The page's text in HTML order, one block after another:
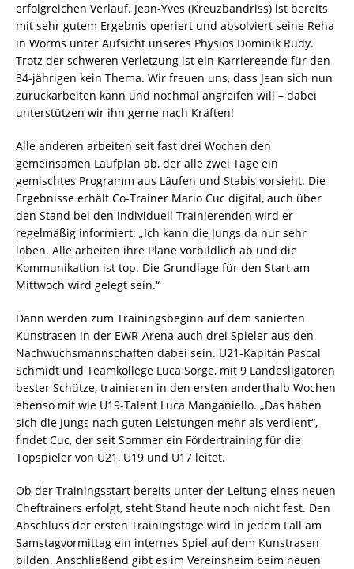
erfolgreichen Verlauf. Jean-Yves (Kreuzbandriss) ist bereits
mit sehr gutem Ergebnis operiert und absolviert seine Reha
in Worms unter Aufsicht unseres Physios Dominik Rudy.
Trotz der schweren Verletzung ist ein Karriereende für den
34-jährigen kein Thema. Wir freuen uns, dass Jean sich nun
zurückarbeiten kann und nochmal angreifen will – dabei
unterstützen wir ihn gerne nach Kräften!
Alle anderen arbeiten seit fast drei Wochen den
gemeinsamen Laufplan ab, der alle zwei Tage ein
gemischtes Programm aus Läufen und Stabis vorsieht. Die
Ergebnisse erhält Co-Trainer Mario Cuc digital, auch über
den Stand bei den individuell Trainierenden wird er
regelmäßig informiert: „Ich kann die Jungs da nur sehr
loben. Alle arbeiten ihre Pläne vorbildlich ab und die
Kommunikation ist top. Die Grundlage für den Start am
Mittwoch wird gelegt sein.“
Dann werden zum Trainingsbeginn auf dem sanierten
Kunstrasen in der EWR-Arena auch drei Spieler aus den
Nachwuchsmannschaften dabei sein. U21-Kapitän Pascal
Schmidt und Teamkollege Luca Sorge, mit 9 Landesligatoren
bester Schütze, trainieren in den ersten anderthalb Wochen
ebenso mit wie U19-Talent Luca Manganiello. „Das haben
sich die Jungs nach guten Leistungen mehr als verdient“,
findet Cuc, der seit Sommer ein Fördertraining für die
Topspieler von U21, U19 und U17 leitet.
Ob der Trainingsstart bereits unter der Leitung eines neuen
Cheftrainers erfolgt, steht Stand heute noch nicht fest. Den
Abschluss der ersten Trainingstage wird in jedem Fall am
Samstagvormittag ein internes Spiel auf dem Kunstrasen
bilden. Anschließend gibt es im Vereinsheim beim neuen